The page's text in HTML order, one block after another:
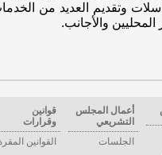
وتقديم العديد من
المحليين والأجانب.
أعمال المجلس
التشريعي
الجلسات
قوانين
وقرارات
القوانين